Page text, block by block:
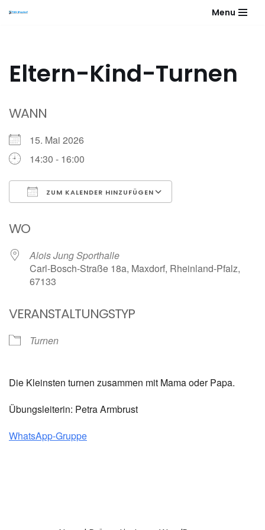
Menu
Eltern-Kind-Turnen
WANN
15. Mai 2026
14:30 - 16:00
ZUM KALENDER HINZUFÜGEN
WO
Alois Jung Sporthalle
Carl-Bosch-Straße 18a, Maxdorf, Rheinland-Pfalz,
67133
VERANSTALTUNGSTYP
Turnen
Die Kleinsten turnen zusammen mit Mama oder Papa.
Übungsleiterin: Petra Armbrust
WhatsApp-Gruppe